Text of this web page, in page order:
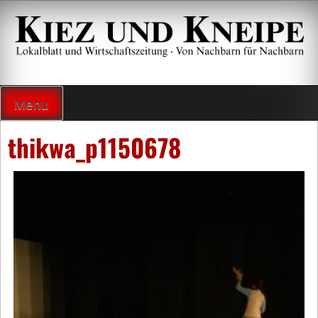
Zum
Inhalt
springen
Menu
thikwa_p1150678